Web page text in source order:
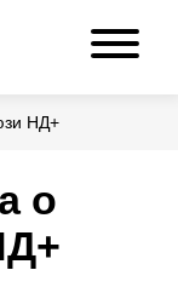
НД+
о